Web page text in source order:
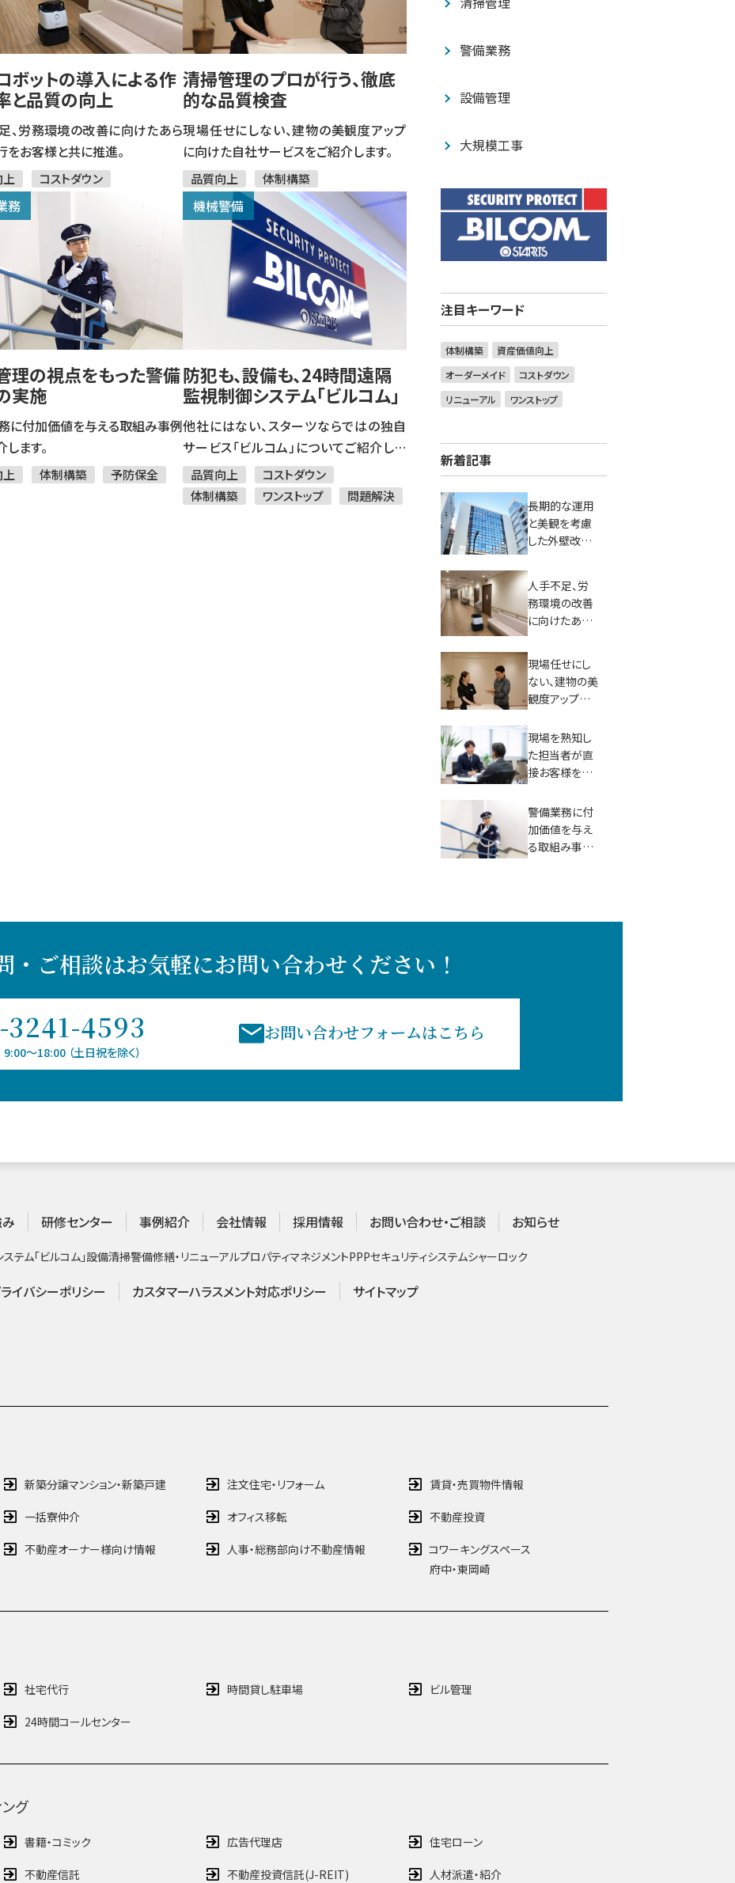
ボットの導入による作
と品質の向上
、労務環境の改善に向けたあら
をお客様と共に推進。
コストダウン
清掃管理のプロが行う、徹底
的な品質検査
現場任せにしない、建物の美観度アップ
に向けた自社サービスをご紹介します。
品質向上 体制構築
務
理の視点をもった警備
実施
に付加価値を与える取組み事例
ます。
体制構築 予防保全
機械警備
防犯も、設備も、24時間遠隔
監視制御システム「ビルコム」
他社にはない、スターツならではの独自
サービス「ビルコム」についてご紹介しま
す。品質向上
コストダウン
体制構築
ワンストップ 問題解決
警備業務
設備管理
大規模工事
注目キーワード
体制構築
資産価値向上
オーダーメイド
コストダウン
リニューアル
ワンストップ
新着記事
長期的な運用
と美観を考慮
した外壁改修
人手不足、労
務環境の改善
に向けたあら
客様と共に推
進。
現場任せにし
ない、建物の美
観度アップに
ービスをご紹
介します。
現場を熟知し
た担当者が直
接お客様を訪
告会について
ご紹介します。
警備業務に付
加価値を与え
る取組み事例
・ご相談はお気軽にお問い合わせください！
3241-4593
〜18:00 （土日祝を除く）
お問い合わせフォームはこちら
研修センター 事例紹介 会社情報 採用情報 お問い合わせ・ご相談
お知らせ
テム「ビルコム」設備清掃警備修繕・リニューアルプロパティマネジメントPPPセキュリティシステムシャーロック
イバシーポリシー カスタマーハラスメント対応ポリシー サイトマップ
新築分譲マンション・新築戸建 注文住宅・リフォーム 賃貸・売買物件情報
一括寮仲介 オフィス移転 不動産投資
不動産オーナー様向け情報 人事・総務部向け不動産情報
コワーキングスペース
府中・東岡崎
社宅代行 時間貸し駐車場 ビル管理
24時間コールセンター
グ
書籍・コミック 広告代理店 住宅ローン
不動産信託 不動産投資信託(J-REIT) 人材派遣・紹介